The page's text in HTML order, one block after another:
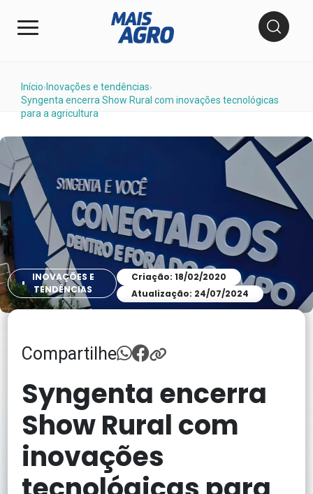
Início› Inovações e tendências›
Syngenta encerra Show Rural com inovações tecnológicas
para a agricultura
INOVAÇÕES E
TENDÊNCIAS
Criação: 18/02/2020
Atualização: 24/07/2024
Compartilhe
Syngenta encerra
Show Rural com
inovações